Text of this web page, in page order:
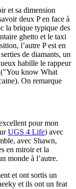
et sa dimension
deux P en face à
la brique typique des
ghetto et le taxi
l’autre P est en
de diamants, un
habille le rappeur
("You know What
On remarque
pour mon
UGS 4 Life) avec
avec Shawn,
en miroir et la
monde à l’autre.
et ont sortis un
et ils ont un feat